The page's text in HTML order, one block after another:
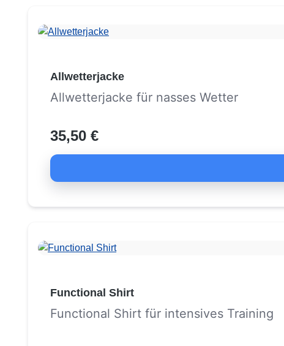
Allwetterjacke
Allwetterjacke für nasses Wetter
35,50 €
Functional Shirt
Functional Shirt für intensives Training